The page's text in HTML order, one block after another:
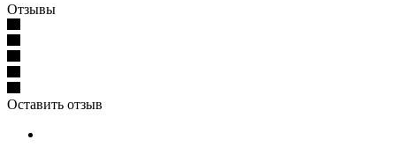
Отзывы
Оставить отзыв